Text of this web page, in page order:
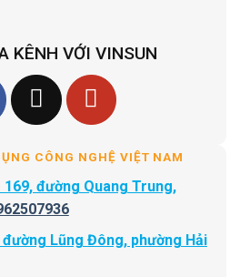
KÊNH VỚI VINSUN
CÔNG NGHỆ VIỆT NAM
169, đường Quang Trung,
đường Lũng Đông, phường Hải